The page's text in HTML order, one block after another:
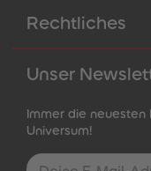
Rechtliches
Unser
Immer die
Universum!
E-Mail-Addresse